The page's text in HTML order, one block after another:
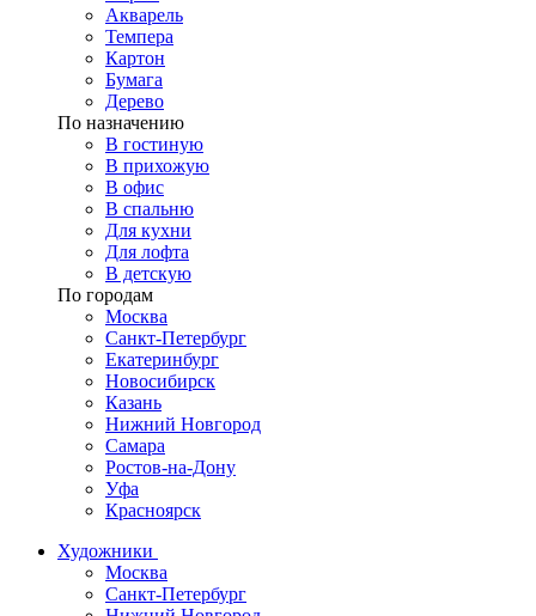
Акварель
Темпера
Картон
Бумага
Дерево
По назначению
В гостиную
В прихожую
В офис
В спальню
Для кухни
Для лофта
В детскую
По городам
Москва
Санкт-Петербург
Екатеринбург
Новосибирск
Казань
Нижний Новгород
Самара
Ростов-на-Дону
Уфа
Красноярск
Художники
Москва
Санкт-Петербург